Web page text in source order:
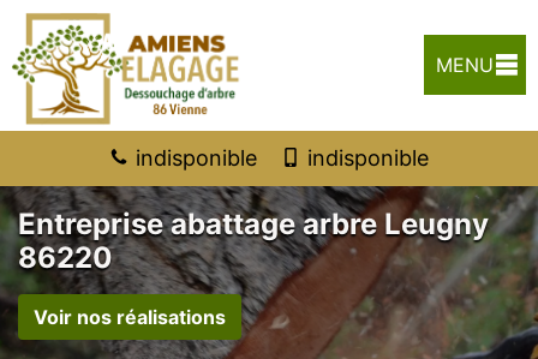
MENU
indisponible indisponible
Entreprise abattage arbre Leugny
86220
Voir nos réalisations